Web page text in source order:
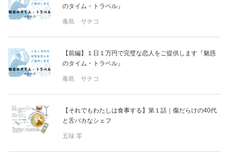
のタイム・トラベル』
毒島 サチコ
【前編】１日１万円で完璧な恋人をご提供します『魅惑
のタイム・トラベル』
毒島 サチコ
【それでもわたしは食事する】第１話｜傷だらけの40代
と舌バカなシェフ
五味 零